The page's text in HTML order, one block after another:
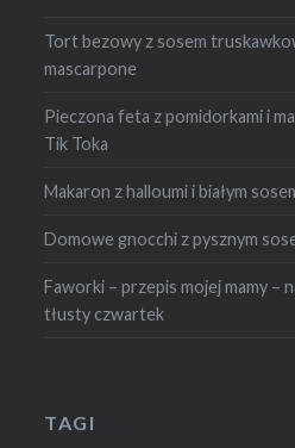
Tort bezowy z sosem
mascarpone
Pieczona feta z pomidorkami i
Tik Toka
Makaron z halloumi i białym
Domowe gnocchi z pysznym
Faworki – przepis mojej mamy –
tłusty czwartek
TAGI